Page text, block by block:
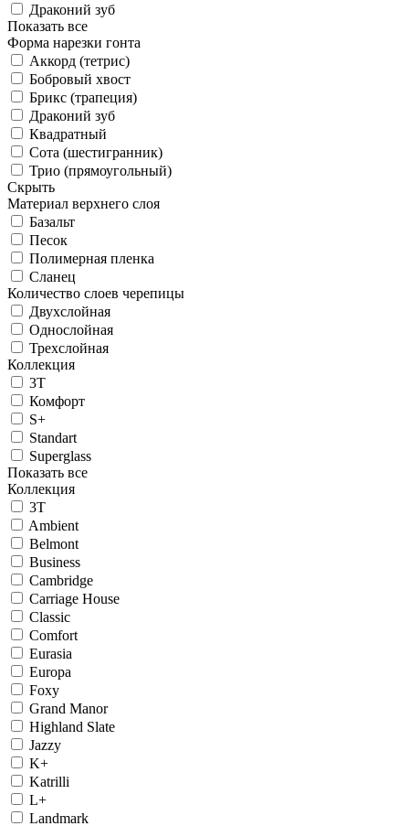
Драконий зуб
Показать все
Форма нарезки гонта
Аккорд (тетрис)
Бобровый хвост
Брикс (трапеция)
Драконий зуб
Квадратный
Сота (шестигранник)
Трио (прямоугольный)
Скрыть
Материал верхнего слоя
Базальт
Песок
Полимерная пленка
Сланец
Количество слоев черепицы
Двухслойная
Однослойная
Трехслойная
Коллекция
3T
Комфорт
S+
Standart
Superglass
Показать все
Коллекция
3T
Ambient
Belmont
Business
Cambridge
Carriage House
Classic
Comfort
Eurasia
Europa
Foxy
Grand Manor
Highland Slate
Jazzy
K+
Katrilli
L+
Landmark